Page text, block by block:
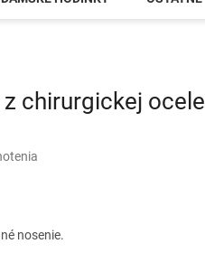
chirurgickej ocele
nosenie.